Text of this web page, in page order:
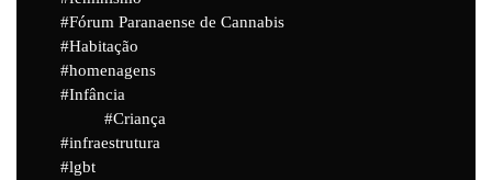
Fórum Paranaense de Cannabis
Habitação
homenagens
Infância
Criança
infraestrutura
lgbt